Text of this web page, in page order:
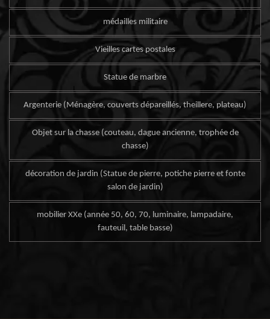
médailles militaire
Vieilles cartes postales
Statue de marbre
Argenterie (Ménagère, couverts dépareillés, theillere, plateau)
Objet sur la chasse (couteau, dague ancienne, trophée de
chasse)
décoration de jardin (Statue de pierre, potiche pierre et fonte
salon de jardin)
mobilier XXe (année 50, 60, 70, luminaire, lampadaire,
fauteuil, table basse)